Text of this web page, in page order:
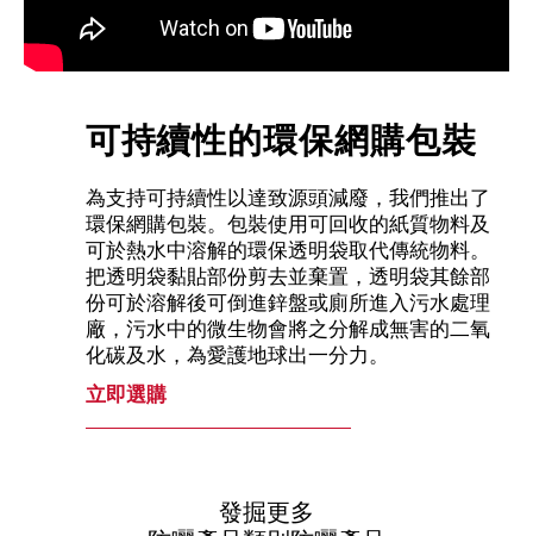
可持續性的環保網購包裝
為支持可持續性以達致源頭減廢，我們推出了
環保網購包裝。包裝使用可回收的紙質物料及
可於熱水中溶解的環保透明袋取代傳統物料。
把透明袋黏貼部份剪去並棄置，透明袋其餘部
份可於溶解後可倒進鋅盤或廁所進入污水處理
廠，污水中的微生物會將之分解成無害的二氧
化碳及水，為愛護地球出一分力。
立即選購
發掘更多